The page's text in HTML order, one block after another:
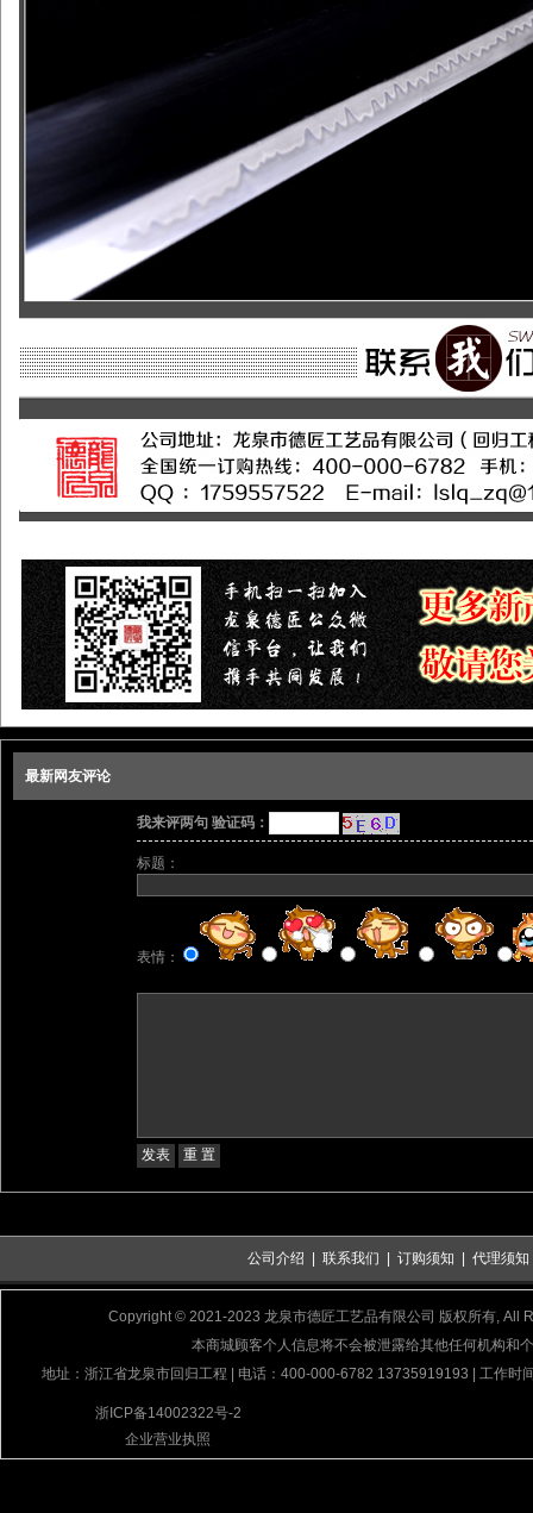
最新网友评论
我来评两句 验证码：
标题：
表情：
公司介绍 联系我们 订购须知 代理须知
Copyright © 2021-2023 龙泉市德匠工艺品有限公司 版权所有, All
本商城顾客个人信息将不会被泄露给其他任何机构和
地址：浙江省龙泉市回归工程 | 电话：400-000-6782 13735919193 | 工作时
浙ICP备14002322号-2
企业营业执照